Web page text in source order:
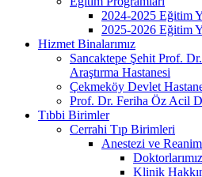
2024-2025 Eğitim
2025-2026 Eğitim
Hizmet Binalarımız
Sancaktepe Şehit Prof.
Araştırma Hastanesi
Çekmeköy Devlet
Prof. Dr. Feriha Öz Acil
Tıbbi Birimler
Cerrahi Tıp Birimleri
Anestezi ve
Doktorlarımız
Klinik